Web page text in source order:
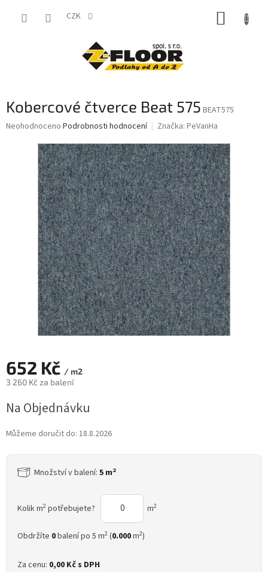
CZK
Kobercové čtverce Beat 575 BEAT575
Průměrné
produktu
hvězdiček.
Neohodnoceno Podrobnosti hodnocení Značka: PeVanHa
652 Kč / m2
3 260 Kč za balení
cena:
Na Objednávku
Můžeme doručit do: 18.8.2026
Množství v balení: 5 m2
Kolik m2 potřebujete? m2
Obdržíte 0balení po 5 m2 (0.000m2)
Za cenu: 0,00 Kčs DPH